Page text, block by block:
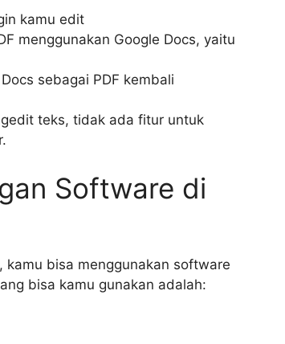
kamu edit
menggunakan Google Docs, yaitu
sebagai PDF kembali
teks, tidak ada fitur untuk
Software di
bisa menggunakan software
bisa kamu gunakan adalah: